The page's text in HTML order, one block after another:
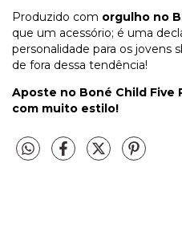
Produzido com orgulho no
que um acessório; é uma
personalidade para os jovens
de fora dessa tendência!
Aposte no Boné Child Five
com muito estilo!